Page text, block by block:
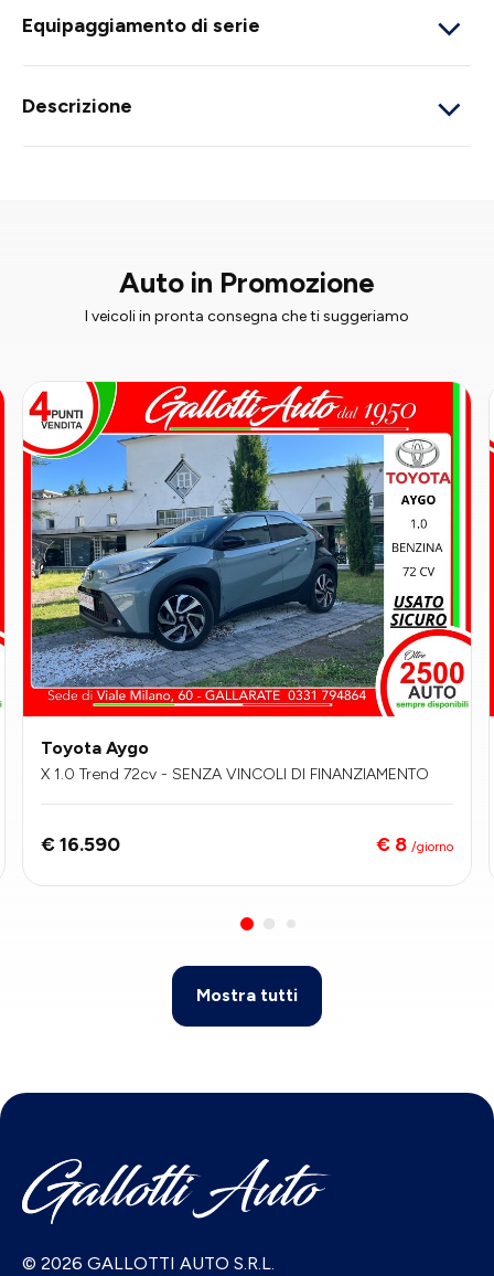
Equipaggiamento di serie
Descrizione
Auto in Promozione
I veicoli in pronta consegna che ti suggeriamo
Toyota Aygo
X 1.0 Trend 72cv - SENZA VINCOLI DI FINANZIAMENTO
€ 16.590 € 8 /giorno
Mostra tutti
© 2026 GALLOTTI AUTO S.R.L.